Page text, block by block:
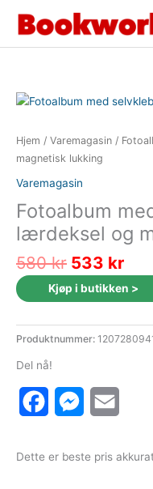
Hjem / Varemagasin /
magnetisk lukking
Varemagasin
Fotoalbum
lærdeksel og
580kr
pris
var:
533 kr
er:
Kjøp i butikken >
Produktnummer:
Del nå!
FacebookMessenger
Dette er beste pris